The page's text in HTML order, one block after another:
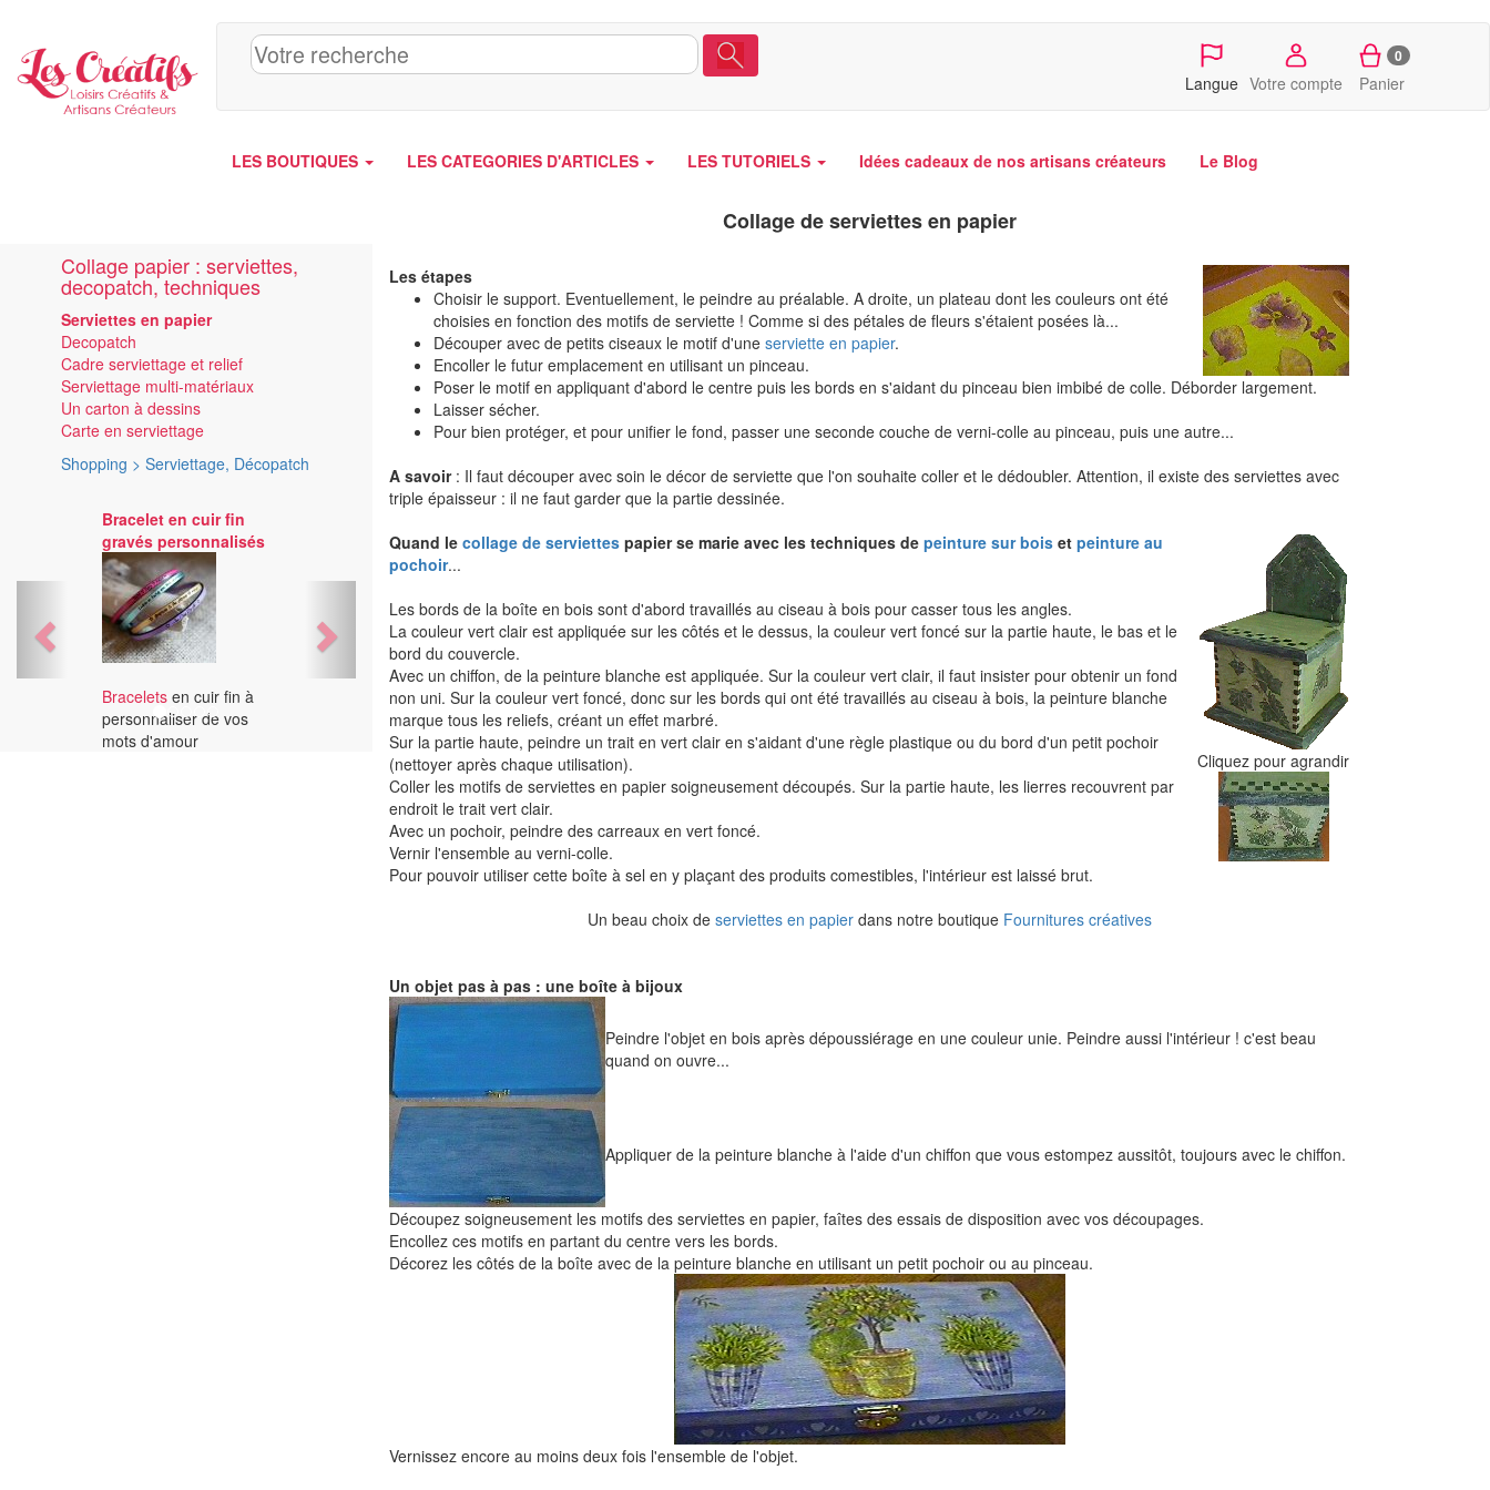
Langue Votre compte
0
Panier
LES BOUTIQUES LES CATEGORIES D'ARTICLES LES TUTORIELS Idées cadeaux de nos artisans créateurs Le Blog
Collage papier : serviettes,
decopatch, techniques
Serviettes en papier
Decopatch
Cadre serviettage et relief
Serviettage multi-matériaux
Un carton à dessins
Carte en serviettage
Shopping > Serviettage, Décopatch
Bracelet en cuir fin
gravés personnalisés
Braceletsen cuir fin à
personnaliser de vos
mots d'amour
Previous
Collage de serviettes en papier
Les étapes
Choisir le support. Eventuellement, le peindre au préalable. A droite, un plateau dont les couleurs ont été
choisies en fonction des motifs de serviette ! Comme si des pétales de fleurs s'étaient posées là...
Découper avec de petits ciseaux le motif d'une serviette en papier.
Encoller le futur emplacement en utilisant un pinceau.
Poser le motif en appliquant d'abord le centre puis les bords en s'aidant du pinceau bien imbibé de colle. Déborder largement.
Laisser sécher.
Pour bien protéger, et pour unifier le fond, passer une seconde couche de verni-colle au pinceau, puis une autre...
A savoir: Il faut découper avec soin le décor de serviette que l'on souhaite coller et le dédoubler. Attention, il existe des serviettes avec
triple épaisseur : il ne faut garder que la partie dessinée.
Quand le collage de serviettes papier se marie avec les techniques de peinture sur bois et peinture au
pochoir...
Les bords de la boîte en bois sont d'abord travaillés au ciseau à bois pour casser tous les angles.
La couleur vert clair est appliquée sur les côtés et le dessus, la couleur vert foncé sur la partie haute, le bas et le
bord du couvercle.
Avec un chiffon, de la peinture blanche est appliquée. Sur la couleur vert clair, il faut insister pour obtenir un fond
non uni. Sur la couleur vert foncé, donc sur les bords qui ont été travaillés au ciseau à bois, la peinture blanche
marque tous les reliefs, créant un effet marbré.
Sur la partie haute, peindre un trait en vert clair en s'aidant d'une règle plastique ou du bord d'un petit pochoir
(nettoyer après chaque utilisation).
Coller les motifs de serviettes en papier soigneusement découpés. Sur la partie haute, les lierres recouvrent par
endroit le trait vert clair.
Avec un pochoir, peindre des carreaux en vert foncé.
Vernir l'ensemble au verni-colle.
Cliquez pour agrandir
Pour pouvoir utiliser cette boîte à sel en y plaçant des produits comestibles, l'intérieur est laissé brut.
Un beau choix de serviettes en papierdans notre boutique Fournitures créatives
Un objet pas à pas : une boîte à bijoux
Peindre l'objet en bois après dépoussiérage en une couleur unie. Peindre aussi l'intérieur ! c'est beau
quand on ouvre...
Appliquer de la peinture blanche à l'aide d'un chiffon que vous estompez aussitôt, toujours avec le chiffon.
Découpez soigneusement les motifs des serviettes en papier, faîtes des essais de disposition avec vos découpages.
Encollez ces motifs en partant du centre vers les bords.
Décorez les côtés de la boîte avec de la peinture blanche en utilisant un petit pochoir ou au pinceau.
Vernissez encore au moins deux fois l'ensemble de l'objet.